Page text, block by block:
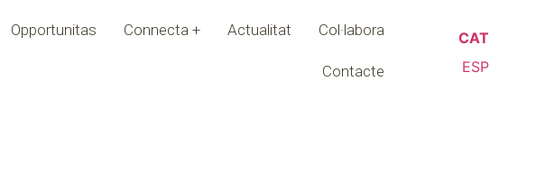
Opportunitas Connecta + Actualitat Col·labora
Contacte
CAT
ESP